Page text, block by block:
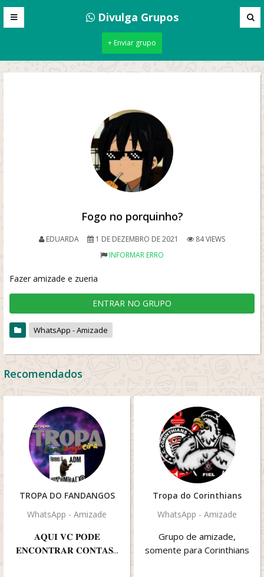
Divulga Grupos
+ Enviar grupo
Fogo no porquinho?
EDUARDA 1 DE DEZEMBRO DE 2021
84 VIEWS
INFORMAR ERRO
Fazer amizade e zueria
ENTRAR NO GRUPO
WhatsApp - Amizade
Recomendados
TROPA DO FANDANGOS
WhatsApp - Amizade
𝐀𝐐𝐔𝐈 𝐕𝐂 𝐏𝐎𝐃𝐄
𝐄𝐍𝐂𝐎𝐍𝐓𝐑𝐀𝐑 𝐂𝐎𝐍𝐓𝐀𝐒...
Tropa do Corinthians
WhatsApp - Amizade
Grupo de amizade,
somente para Corinthians